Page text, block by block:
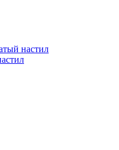
настил